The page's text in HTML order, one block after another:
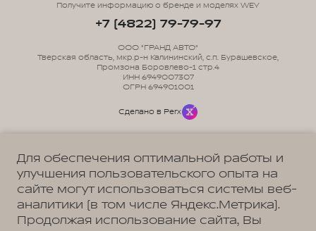
Политика обработки персональных данных
Согласие на коммуникацию
Согласие на предоставление персональных данных третьим лицам
Согласие на обработку ПД
Получите информацию о бренде и моделях WEY
+7 (4822) 79-79-97
ООО "ГРАНД АВТО"
Тверская область, мкр.р-н Калининский, с.п. Бурашевское,
Промзона Боровлево-1 стр.4
ИНН 6949007307
ОГРН 694901001
Сделано в Perx
Для обеспечения оптимальной работы и
улучшения пользовательского опыта на
сайте могут использоваться системы веб-
аналитики (в том числе Яндекс.Метрика).
Продолжая использование сайта, Вы